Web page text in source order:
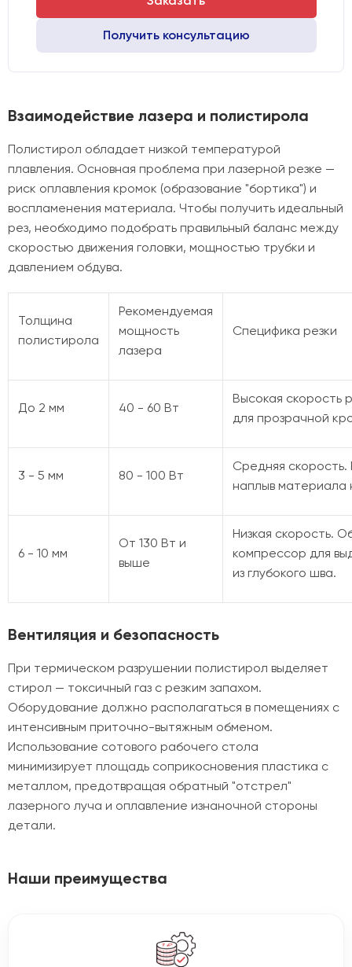
Получить консультацию
Взаимодействие лазера и полистирола
Полистирол обладает низкой температурой
плавления. Основная проблема при лазерной резке —
риск оплавления кромок (образование "бортика") и
воспламенения материала. Чтобы получить идеальный
рез, необходимо подобрать правильный баланс между
скоростью движения головки, мощностью трубки и
давлением обдува.
Толщина
полистирола
Рекомендуемая
мощность
лазера
Специфика резки
До 2 мм 40 - 60 Вт
Высокая скорость
для прозрачной
3 - 5 мм 80 - 100 Вт
Средняя скорость.
наплыв материала
6 - 10 мм
От 130 Вт и
выше
Низкая скорость.
компрессор для
из глубокого шва.
Вентиляция и безопасность
При термическом разрушении полистирол выделяет
стирол — токсичный газ с резким запахом.
Оборудование должно располагаться в помещениях с
интенсивным приточно-вытяжным обменом.
Использование сотового рабочего стола
минимизирует площадь соприкосновения пластика с
металлом, предотвращая обратный "отстрел"
лазерного луча и оплавление изнаночной стороны
детали.
Наши преимущества